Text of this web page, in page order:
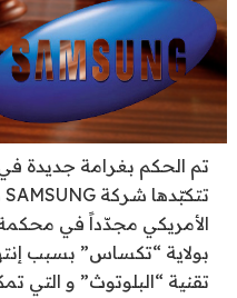
تم الحكم بغرامة جديدة
الأمريكي مجدّداً في محكمة
بولاية “تكساس” بسبب
تقنية “البلوتوث” و التي